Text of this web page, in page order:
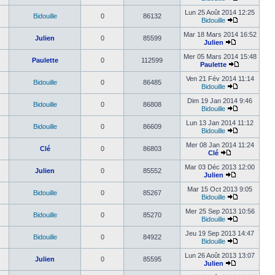
Bidouille 0 86132
Lun 25 Août 2014 12:25
Bidouille
Julien 0 85599
Mar 18 Mars 2014 16:52
Julien
Paulette 0 112599
Mer 05 Mars 2014 15:48
Paulette
Bidouille 0 86485
Ven 21 Fév 2014 11:14
Bidouille
Bidouille 0 86808
Dim 19 Jan 2014 9:46
Bidouille
Bidouille 0 86609
Lun 13 Jan 2014 11:12
Bidouille
Clé 0 86803
Mer 08 Jan 2014 11:24
Clé
Julien 0 85552
Mar 03 Déc 2013 12:00
Julien
Bidouille 0 85267
Mar 15 Oct 2013 9:05
Bidouille
Bidouille 0 85270
Mer 25 Sep 2013 10:56
Bidouille
Bidouille 0 84922
Jeu 19 Sep 2013 14:47
Bidouille
Julien 0 85595
Lun 26 Août 2013 13:07
Julien